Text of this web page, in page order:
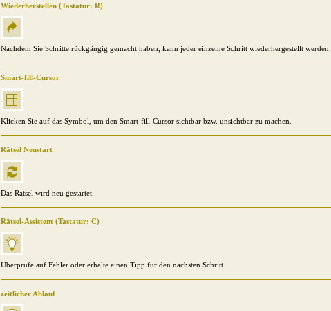
Wiederherstellen (Tastatur: R)
Nachdem Sie Schritte rückgängig gemacht haben, kann jeder einzelne Schritt wiederhergestellt werden.
Smart-fill-Cursor
Klicken Sie auf das Symbol, um den Smart-fill-Cursor sichtbar bzw. unsichtbar zu machen.
Rätsel Neustart
Das Rätsel wird neu gestartet.
Rätsel-Assistent (Tastatur: C)
Überprüfe auf Fehler oder erhalte einen Tipp für den nächsten Schritt
zeitlicher Ablauf